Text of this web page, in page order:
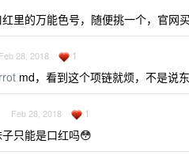
里的万能色号，随便挑一个，官网
Feb 28, 2018 1
md，看到这个项链就烦，不是说
Feb 28, 2018 1
只能是口红吗😳